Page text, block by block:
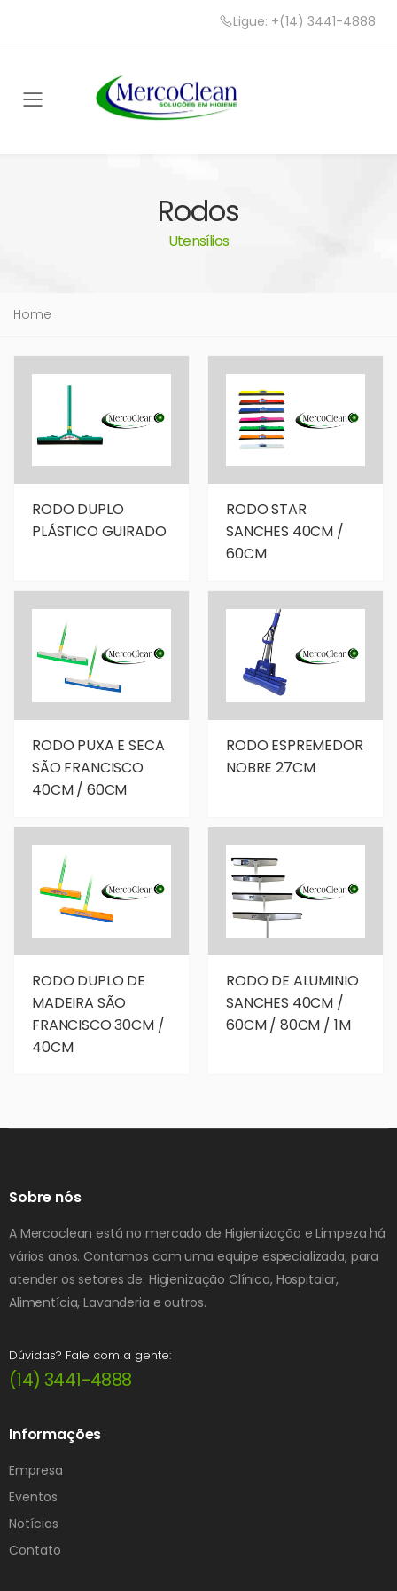
Ligue: +(14) 3441-4888
Toggle mobile menu
Rodos
Utensílios
Home
RODO DUPLO
PLÁSTICO GUIRADO
RODO STAR
SANCHES 40CM /
60CM
RODO PUXA E SECA
SÃO FRANCISCO
40CM / 60CM
RODO ESPREMEDOR
NOBRE 27CM
RODO DUPLO DE
MADEIRA SÃO
FRANCISCO 30CM /
40CM
RODO DE ALUMINIO
SANCHES 40CM /
60CM / 80CM / 1M
Sobre nós
A Mercoclean está no mercado de Higienização e Limpeza há
vários anos. Contamos com uma equipe especializada, para
atender os setores de: Higienização Clínica, Hospitalar,
Alimentícia, Lavanderia e outros.
Dúvidas? Fale com a gente:
(14) 3441-4888
Informações
Empresa
Eventos
Notícias
Contato